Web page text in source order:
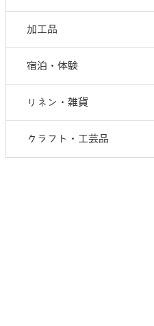
加工品
宿泊・体験
リネン・雑貨
クラフト・工芸品